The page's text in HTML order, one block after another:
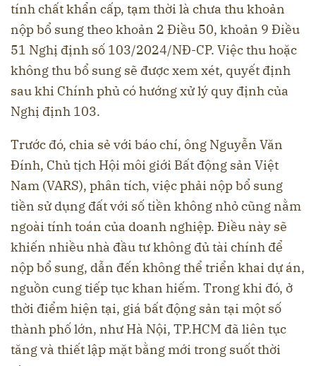
tính chất khẩn cấp, tạm thời là chưa thu khoản
nộp bổ sung theo khoản 2 Điều 50, khoản 9 Điều
51 Nghị định số 103/2024/NĐ-CP. Việc thu hoặc
không thu bổ sung sẽ được xem xét, quyết định
sau khi Chính phủ có hướng xử lý quy định của
Nghị định 103.
Trước đó, chia sẻ với báo chí, ông Nguyễn Văn
Đính, Chủ tịch Hội môi giới Bất động sản Việt
Nam (VARS), phân tích, việc phải nộp bổ sung
tiền sử dụng đất với số tiền không nhỏ cũng nằm
ngoài tính toán của doanh nghiệp. Điều này sẽ
khiến nhiều nhà đầu tư không đủ tài chính để
nộp bổ sung, dẫn đến không thể triển khai dự án,
nguồn cung tiếp tục khan hiếm. Trong khi đó, ở
thời điểm hiện tại, giá bất động sản tại một số
thành phố lớn, như Hà Nội, TP.HCM đã liên tục
tăng và thiết lập mặt bằng mới trong suốt thời